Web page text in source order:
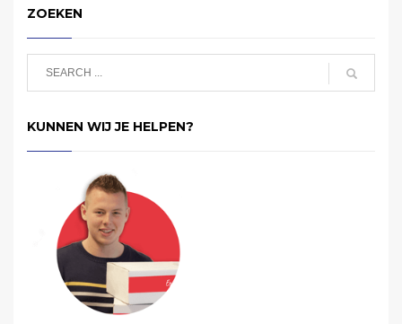
ZOEKEN
KUNNEN WIJ JE HELPEN?